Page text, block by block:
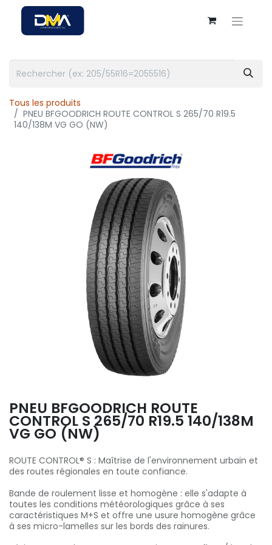
Tous les produits
PNEU BFGOODRICH ROUTE CONTROL S 265/70 R19.5
140/138M VG GO (NW)
PNEU BFGOODRICH ROUTE
CONTROL S 265/70 R19.5 140/138M
VG GO (NW)
ROUTE CONTROL® S : Maîtrise de l'environnement urbain et
des routes régionales en toute confiance.
Bande de roulement lisse et homogène : elle s'adapte à
toutes les conditions météorologiques grâce à ses
caractéristiques M+S et offre une usure homogène grâce
à ses micro-lamelles sur les bords des rainures.